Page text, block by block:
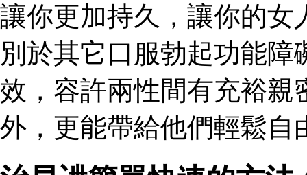
讓你更加持久，讓你的女
別於其它口服勃起功能
效，容許兩性間有充裕親
外，更能帶給他們輕鬆自